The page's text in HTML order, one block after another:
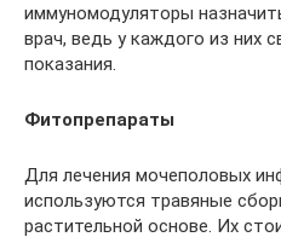
иммуномодуляторы
врач, ведь у каждого из них
показания.
Фитопрепараты
Для лечения мочеполовых
используются травяные
растительной основе. Их